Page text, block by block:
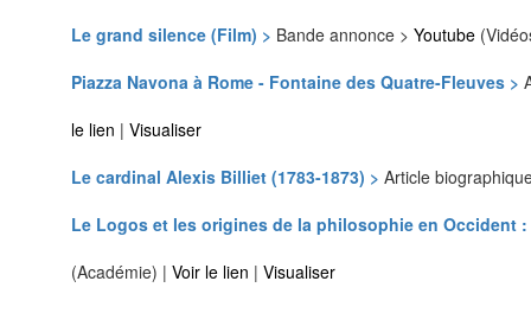
Le grand silence (Film) > Bande annonce > Youtube
Piazza Navona à Rome - Fontaine des Quatre-Fleuves >
le lien | Visualiser
Le cardinal Alexis Billiet (1783-1873) > Article
Le Logos et les origines de la philosophie en Occident
(Académie) | Voir le lien | Visualiser